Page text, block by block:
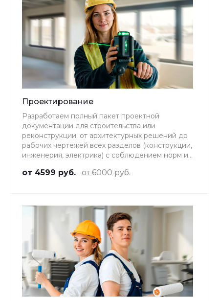
Проектирование
Разработаем полный пакет проектной
документации для строительства или
реконструкции: от архитектурных решений до
рабочих чертежей всех разделов (конструкции,
инженерия, электрика) с соблюдением норм и
от 4599 руб. от 6000 руб.